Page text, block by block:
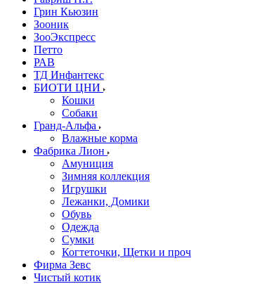
Грин Кьюзин
Зооник
ЗооЭкспресс
Петто
РАВ
ТД Инфантекс
БИОТИ ЦНИ
Кошки
Собаки
Гранд-Альфа
Влажные корма
Фабрика Лион
Амуниция
Зимняя коллекция
Игрушки
Лежанки, Домики
Обувь
Одежда
Сумки
Когтеточки, Щетки и проч
Фирма Зевс
Чистый котик